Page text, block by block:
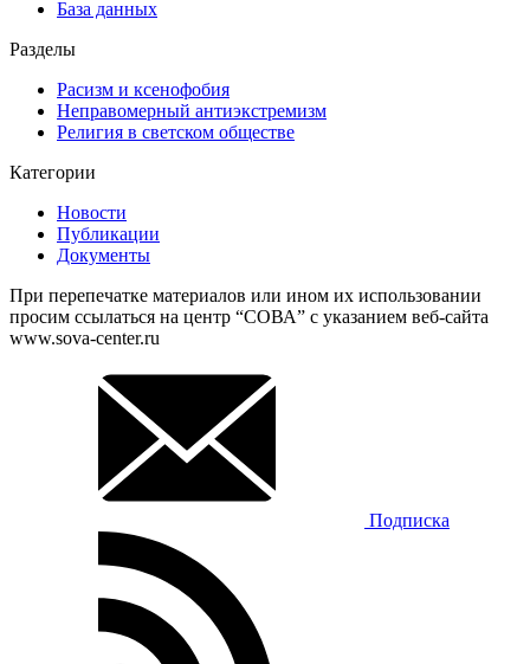
База данных
Разделы
Расизм и ксенофобия
Неправомерный антиэкстремизм
Религия в светском обществе
Категории
Новости
Публикации
Документы
При перепечатке материалов или ином их использовании
просим ссылаться на центр “СОВА” с указанием веб-сайта
www.sova-center.ru
Подписка